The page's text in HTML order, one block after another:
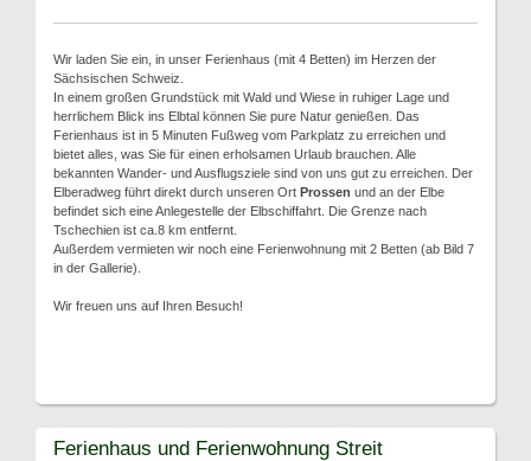
Wir laden Sie ein, in unser Ferienhaus (mit 4 Betten) im Herzen der
Sächsischen Schweiz.
In einem großen Grundstück mit Wald und Wiese in ruhiger Lage und
herrlichem Blick ins Elbtal können Sie pure Natur genießen. Das
Ferienhaus ist in 5 Minuten Fußweg vom Parkplatz zu erreichen und
bietet alles, was Sie für einen erholsamen Urlaub brauchen. Alle
bekannten Wander- und Ausflugsziele sind von uns gut zu erreichen. Der
Elberadweg führt direkt durch unseren Ort Prossen und an der Elbe
befindet sich eine Anlegestelle der Elbschiffahrt. Die Grenze nach
Tschechien ist ca.8 km entfernt.
Außerdem vermieten wir noch eine Ferienwohnung mit 2 Betten (ab Bild 7
in der Gallerie).
Wir freuen uns auf Ihren Besuch!
Ferienhaus und Ferienwohnung Streit